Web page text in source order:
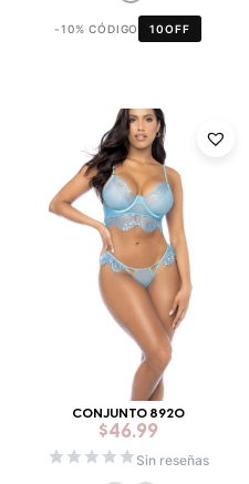
-10% CÓDIGO 10OFF
CONJUNTO 8920
$46.99
Sin reseñas